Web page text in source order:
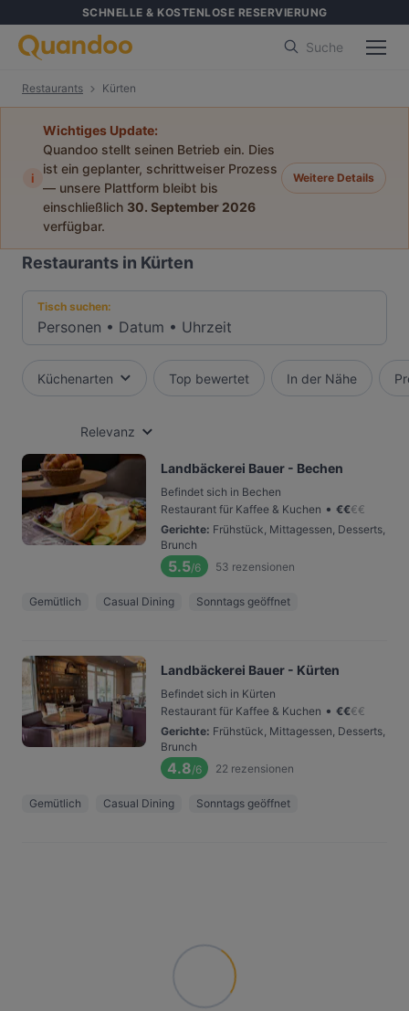
SCHNELLE & KOSTENLOSE RESERVIERUNG
Suche
Restaurants Kürten
i
Wichtiges Update:
Quandoo stellt seinen Betrieb ein. Dies
ist ein geplanter, schrittweiser Prozess
— unsere Plattform bleibt bis
einschließlich 30. September 2026
verfügbar.
Weitere Details
Restaurants in Kürten
Tisch suchen:
Personen • Datum • Uhrzeit
Küchenarten Top bewertet In der Nähe
Relevanz
Landbäckerei Bauer - Bechen
Befindet sich in Bechen
Restaurant für Kaffee & Kuchen • €€€€
Gerichte: Frühstück, Mittagessen, Desserts,
Brunch
5.5/6 53 rezensionen
Gemütlich Casual Dining Sonntags geöffnet
Landbäckerei Bauer - Kürten
Befindet sich in Kürten
Restaurant für Kaffee & Kuchen • €€€€
Gerichte: Frühstück, Mittagessen, Desserts,
Brunch
4.8/6 22 rezensionen
Gemütlich Casual Dining Sonntags geöffnet